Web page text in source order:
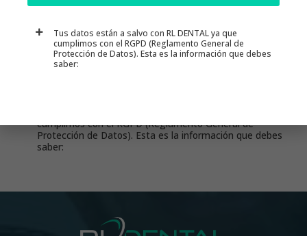
cumplimos con el RGPD (Reglamento General de
Protección de Datos). Esta es la información que debes
saber:
Tus datos están a salvo con RL DENTAL ya que
cumplimos con el RGPD (Reglamento General de
Protección de Datos). Esta es la información que debes
saber: